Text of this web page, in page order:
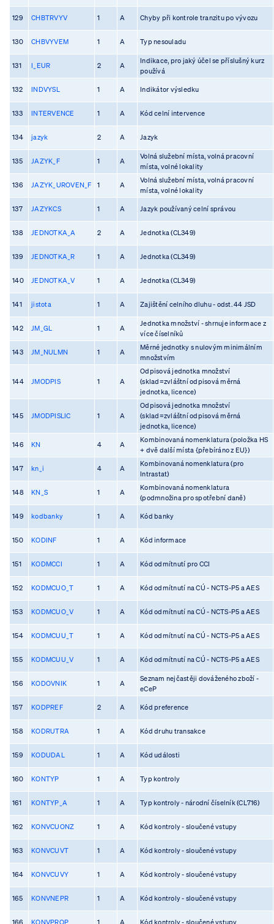
129 CHBTRVYV 1 A Chyby při kontrole tranzitu po vývozu
130 CHBVYVEM 1 A Typ nesouladu
131 I_EUR 2 A
Indikace, pro jaký účel se příslušný kurz
používá
132 INDVYSL 1 A Indikátor výsledku
133 INTERVENCE 1 A Kód celní intervence
134 jazyk 2 A Jazyk
135 JAZYK_F 1 A
Volná služební místa, volná pracovní
místa, volné lokality
136 JAZYK_UROVEN_F 1 A
Volná služební místa, volná pracovní
místa, volné lokality
137 JAZYKCS 1 A Jazyk používaný celní správou
138 JEDNOTKA_A 2 A Jednotka (CL349)
139 JEDNOTKA_R 1 A Jednotka (CL349)
140 JEDNOTKA_V 1 A Jednotka (CL349)
141 jistota 1 A Zajištění celního dluhu - odst. 44 JSD
142 JM_GL 1 A
Jednotka množství - shrnuje informace z
více číselníků
143 JM_NULMN 1 A
Měrné jednotky s nulovým minimálním
množstvím
144 JMODPIS 1 A
Odpisová jednotka množství
(sklad=zvláštní odpisová měrná
jednotka, licence)
145 JMODPISLIC 1 A
Odpisová jednotka množství
(sklad=zvláštní odpisová měrná
jednotka, licence)
146 KN 4 A
Kombinovaná nomenklatura (položka HS
+ dvě další místa {přebíráno z EU})
147 kn_i 4 A
Kombinovaná nomenklatura (pro
Intrastat)
148 KN_S 1 A
Kombinovaná nomenklatura
(podmnožina pro spotřební daně)
149 kodbanky 1 A Kód banky
150 KODINF 1 A Kód informace
151 KODMCCI 1 A Kód odmítnutí pro CCI
152 KODMCUO_T 1 A Kód odmítnutí na CÚ - NCTS-P5 a AES
153 KODMCUO_V 1 A Kód odmítnutí na CÚ - NCTS-P5 a AES
154 KODMCUU_T 1 A Kód odmítnutí na CÚ - NCTS-P5 a AES
155 KODMCUU_V 1 A Kód odmítnutí na CÚ - NCTS-P5 a AES
156 KODOVNIK 1 A
Seznam nejčastěji dováženého zboží -
eCeP
157 KODPREF 2 A Kód preference
158 KODRUTRA 1 A Kód druhu transakce
159 KODUDAL 1 A Kód události
160 KONTYP 1 A Typ kontroly
161 KONTYP_A 1 A Typ kontroly - národní číselník (CL716)
162 KONVCUONZ 1 A Kód kontroly - sloučené vstupy
163 KONVCUVT 1 A Kód kontroly - sloučené vstupy
164 KONVCUVY 1 A Kód kontroly - sloučené vstupy
165 KONVNEPR 1 A Kód kontroly - sloučené vstupy
166 KONVPROP 1 A Kód kontroly - sloučené vstupy